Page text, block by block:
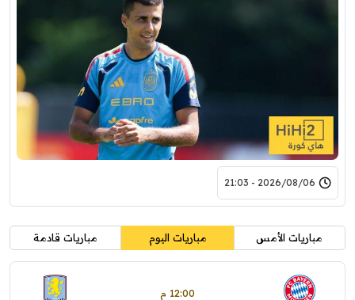
2026/08/06 - 21:03
مباريات الأمس مباريات اليوم مباريات قادمة
12:00 م